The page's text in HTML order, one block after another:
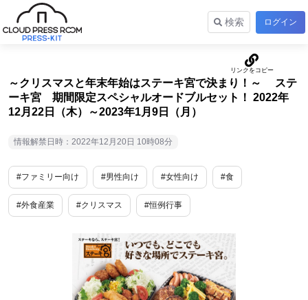
検索 ログイン
～クリスマスと年末年始はステーキ宮で決まり！～ ステ
ーキ宮 期間限定スペシャルオードブルセット！ 2022年
12月22日（木）～2023年1月9日（月）
情報解禁日時：2022年12月20日 10時08分
#ファミリー向け #男性向け #女性向け #食
#外食産業 #クリスマス #恒例行事